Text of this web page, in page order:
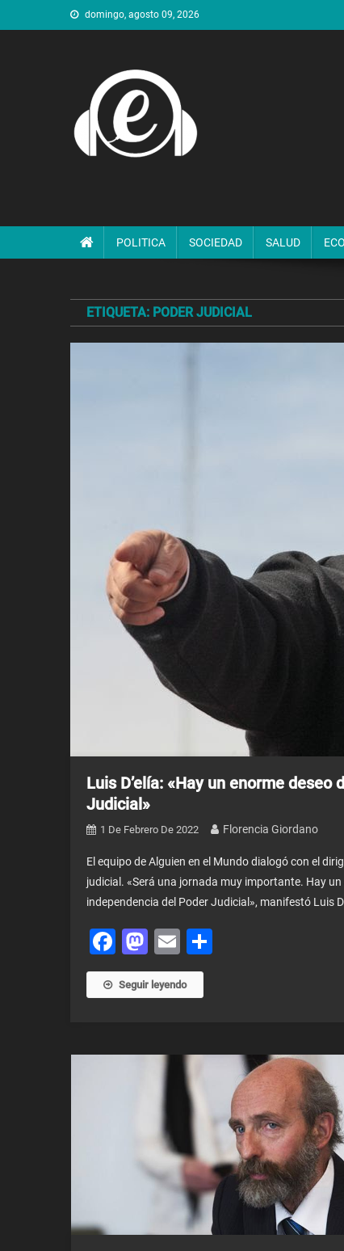
al
domingo, agosto 09, 2026
POLITICA SOCIEDAD SALUD
ETIQUETA: PODER JUDICIAL
Luis D’elía: «Hay un enorme
Judicial»
1 De Febrero De 2022 Florencia Giordano
El equipo de Alguien en el Mundo dialogó con el
judicial. «Será una jornada muy importante. Hay
independencia del Poder Judicial», manifestó Luis
Facebook
Mastodon
Email
Seguir leyendo